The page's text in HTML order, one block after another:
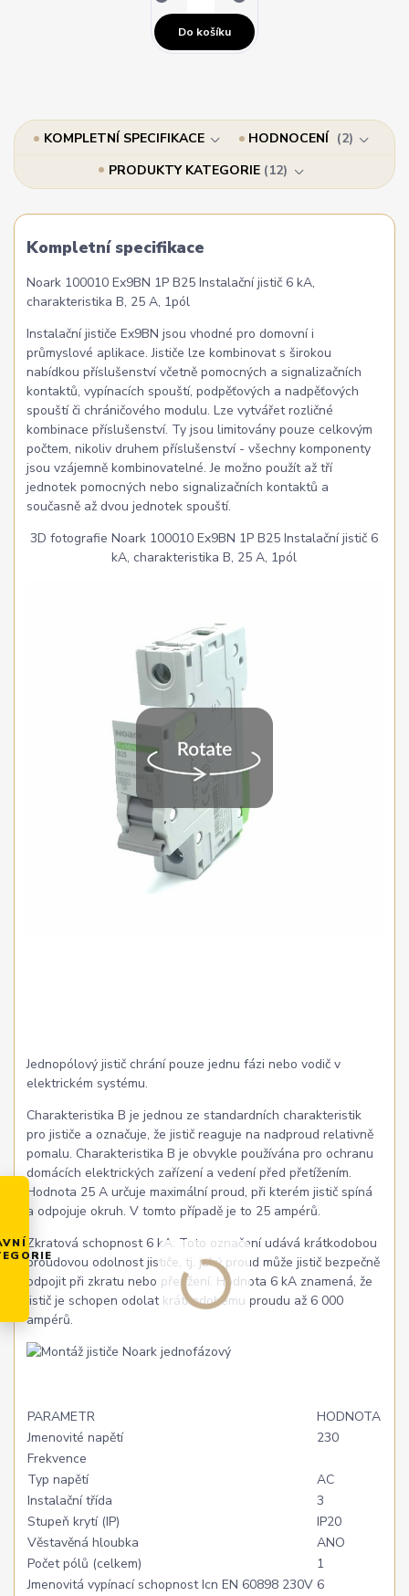
Do košíku
KOMPLETNÍ SPECIFIKACE HODNOCENÍ
2
PRODUKTY KATEGORIE 12
Kompletní specifikace
Noark 100010 Ex9BN 1P B25 Instalační jistič 6 kA,
charakteristika B, 25 A, 1pól
Instalační jističe Ex9BN jsou vhodné pro domovní i
průmyslové aplikace. Jističe lze kombinovat s širokou
nabídkou příslušenství včetně pomocných a signalizačních
kontaktů, vypínacích spouští, podpěťových a nadpěťových
spouští či chráničového modulu. Lze vytvářet rozličné
kombinace příslušenství. Ty jsou limitovány pouze celkovým
počtem, nikoliv druhem příslušenství - všechny komponenty
jsou vzájemně kombinovatelné. Je možno použít až tří
jednotek pomocných nebo signalizačních kontaktů a
současně až dvou jednotek spouští.
3D fotografie Noark 100010 Ex9BN 1P B25 Instalační jistič 6
kA, charakteristika B, 25 A, 1pól
Jednopólový jistič chrání pouze jednu fázi nebo vodič v
elektrickém systému.
Charakteristika B je jednou ze standardních charakteristik
pro jističe a označuje, že jistič reaguje na nadproud relativně
pomalu. Charakteristika B je obvykle používána pro ochranu
domácích elektrických zařízení a vedení před přetížením.
Hodnota 25 A určuje maximální proud, při kterém jistič spíná
a odpojuje okruh. V tomto případě je to 25 ampérů.
Zkratová schopnost 6 kA: Toto označení udává krátkodobou
proudovou odolnost jističe, tj. jaký proud může jistič bezpečně
odpojit při zkratu nebo přetížení. Hodnota 6 kA znamená, že
jistič je schopen odolat krátkodobému proudu až 6 000
ampérů.
PARAMETR
HODNOTA
Jmenovité napětí
230
Frekvence
Typ napětí
AC
Instalační třída
3
Stupeň krytí (IP)
IP20
Věstavěná hloubka
ANO
Počet pólů (celkem)
1
Jmenovitá vypínací schopnost Icn EN 60898 230V 6